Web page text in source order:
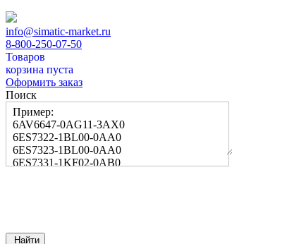
info@simatic-market.ru
8-800-250-07-50
Товаров
корзина пуста
Оформить заказ
Поиск
Пример:
6AV6647-0AG11-3AX0
6ES7322-1BL00-0AA0
6ES7323-1BL00-0AA0
6ES7331-1KF02-0AB0
Найти